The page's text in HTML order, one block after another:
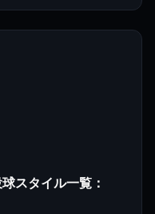
スタイル一覧：